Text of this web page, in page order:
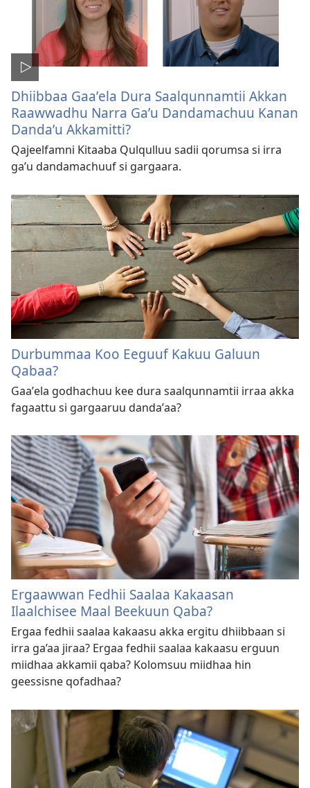
Dhiibbaa Gaaʼela Dura Saalqunnamtii Akkan
Raawwadhu Narra Gaʼu Dandamachuu Kanan
Dandaʼu Akkamitti?
Qajeelfamni Kitaaba Qulqulluu sadii qorumsa si irra
gaʼu dandamachuuf si gargaara.
Durbummaa Koo Eeguuf Kakuu Galuun
Qabaa?
Gaaʼela godhachuu kee dura saalqunnamtii irraa akka
fagaattu si gargaaruu dandaʼaa?
Ergaawwan Fedhii Saalaa Kakaasan
Ilaalchisee Maal Beekuun Qaba?
Ergaa fedhii saalaa kakaasu akka ergitu dhiibbaan si
irra ga’aa jiraa? Ergaa fedhii saalaa kakaasu erguun
miidhaa akkamii qaba? Kolomsuu miidhaa hin
geessisne qofadhaa?